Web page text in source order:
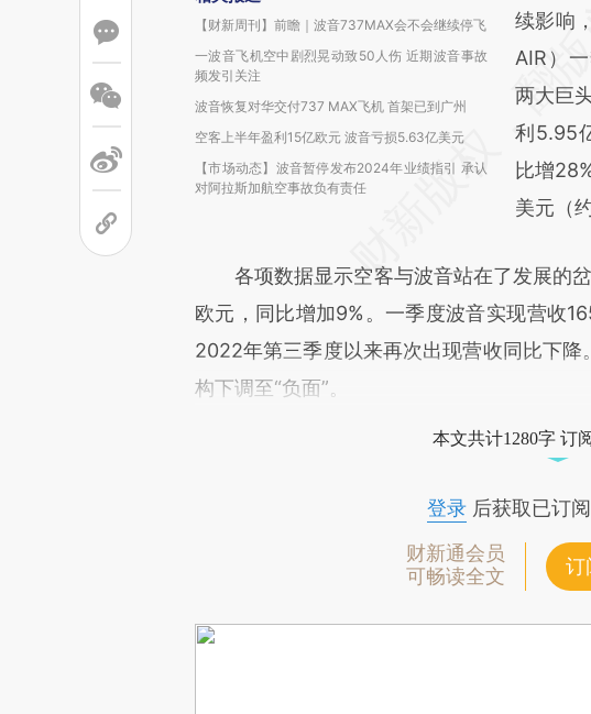
【财新周刊】前瞻｜波音737MAX会不会继续停飞
一波音飞机空中剧烈晃动致50人伤 近期波音事故
频发引关注
波音恢复对华交付737 MAX飞机 首架已到广州
空客上半年盈利15亿欧元 波音亏损5.63亿美元
【市场动态】波音暂停发布2024年业绩指引 承认
对阿拉斯加航空事故负有责任
AI
而成，
财新观
比对和
续影响
AIR）
两大巨
利5.95
比增
美元（
各项数据显示空客与波音站在了发展的
欧元，同比增加9%。一季度波音实现营收
2022年第三季度以来再次出现营收同比下
构下调至“负面”。
本文共计1280字 订
登录后获取已订
财新通会员
可畅读全文
订